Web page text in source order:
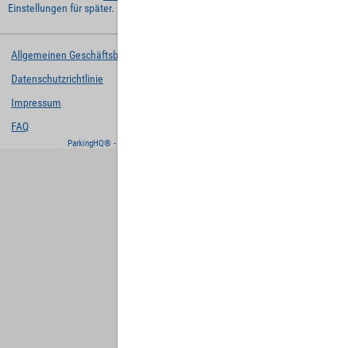
Einstellungen für später.
Allgemeinen Geschäftsbedingungen
Datenschutzrichtlinie
Impressum
FAQ
ParkingHQ® - eine Lösung von